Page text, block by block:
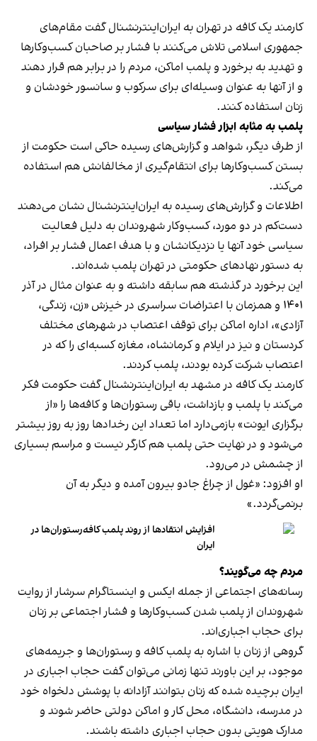
کارمند یک کافه در تهران به ایران‌اینترنشنال گفت مقام‌های
جمهوری اسلامی تلاش می‌کنند با فشار بر صاحبان کسب‌وکارها
و تهدید به برخورد و پلمب اماکن، مردم را در برابر هم قرار دهند
و از آنها به عنوان وسیله‌ای برای سرکوب و سانسور خودشان و
زنان استفاده کنند.
پلمب به مثابه ابزار فشار سیاسی
از طرف دیگر، شواهد و گزارش‌های رسیده حاکی است حکومت از
بستن کسب‌وکارها برای انتقام‌گیری از مخالفانش هم استفاده
می‌کند.
اطلاعات و گزارش‌های رسیده به ایران‌اینترنشنال نشان می‌دهند
دست‌کم در دو مورد، کسب‌وکار شهروندان به دلیل فعالیت
سیاسی خود آنها یا نزدیکانشان و با هدف اعمال فشار بر افراد،
به دستور نهادهای حکومتی در تهران پلمب شده‌اند.
این برخورد در گذشته هم سابقه داشته و به عنوان مثال در آذر
۱۴۰۱ و همزمان با اعتراضات سراسری در خیزش «زن، زندگی،
آزادی»، اداره اماکن برای توقف اعتصاب در شهرهای مختلف
کردستان و نیز در ایلام و کرمانشاه، مغازه کسبه‌ای را که در
اعتصاب شرکت کرده بودند، پلمب کردند.
کارمند یک کافه در مشهد به ایران‌اینترنشنال گفت حکومت فکر
می‌کند با پلمب و بازداشت، باقی رستوران‌ها و کافه‌ها را «از
برگزاری ایونت» بازمی‌دارد اما تعداد این رخدادها روز به روز بیشتر
می‌شود و در نهایت حتی پلمب هم کارگر نیست و مراسم بسیاری
از چشمش در می‌رود.
او افزود: «غول از چراغ جادو بیرون آمده و دیگر به آن
برنمی‎‌گردد.»
افزایش انتقادها از روند پلمب کافه‌رستوران‌ها در
ایران
مردم چه می‌گویند؟
رسانه‎‌های اجتماعی از جمله ایکس و اینستاگرام سرشار از روایت
شهروندان از پلمب شدن کسب‌وکارها و فشار اجتماعی بر زنان
برای حجاب اجباری‌اند.
گروهی از زنان با اشاره به پلمب کافه و رستوران‌ها و جریمه‌های
موجود، بر این باورند تنها زمانی می‌توان گفت حجاب اجباری در
ایران برچیده شده که زنان بتوانند آزادانه با پوشش دلخواه خود
در مدرسه، دانشگاه، محل کار و اماکن دولتی حاضر شوند و
مدارک هویتی بدون حجاب اجباری داشته باشند.